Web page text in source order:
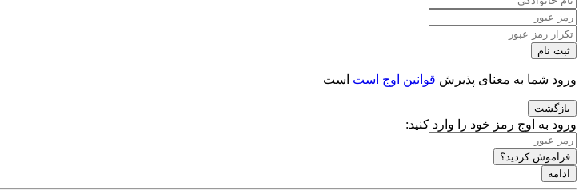
ثبت نام
ورود شما به معنای پذیرش قوانین اوج است است
بازگشت
ورود به اوج رمز خود را وارد کنید:
فراموش کردید؟
ادامه